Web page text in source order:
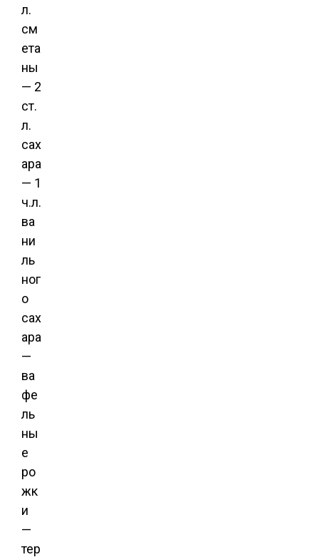
л.
см
ета
ны
— 2
ст.
л.
сах
ара
— 1
ч.л.
ва
ни
ль
ног
о
сах
ара
—
ва
фе
ль
ны
е
ро
жк
и
—
тер